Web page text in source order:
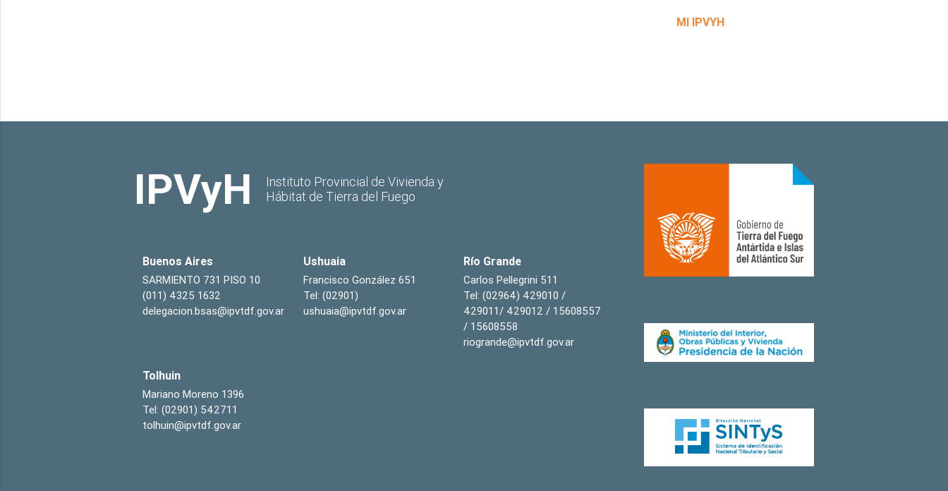
MI IPVYH
IPVyH
Instituto Provincial de Vivienda y
Hábitat de Tierra del Fuego
Buenos Aires
SARMIENTO 731 PISO 10
(011) 4325 1632
delegacion.bsas@ipvtdf.gov.ar
Ushuaia
Francisco González 651
Tel: (02901)
ushuaia@ipvtdf.gov.ar
Río Grande
Carlos Pellegrini 511
Tel: (02964) 429010 /
429011/ 429012 / 15608557
/ 15608558
riogrande@ipvtdf.gov.ar
Tolhuin
Mariano Moreno 1396
Tel: (02901) 542711
tolhuin@ipvtdf.gov.ar